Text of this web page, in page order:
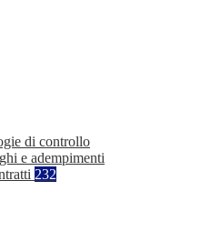
di controllo
e adempimenti
232